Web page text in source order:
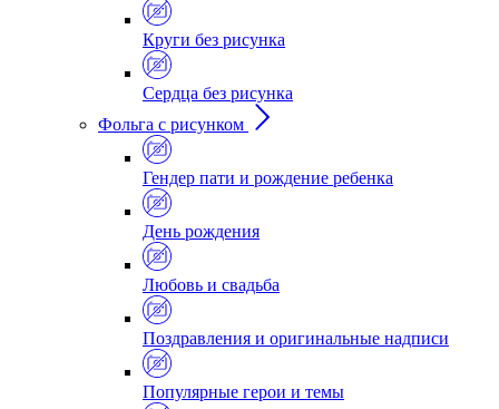
Круги без рисунка
Сердца без рисунка
Фольга с рисунком
Гендер пати и рождение ребенка
День рождения
Любовь и свадьба
Поздравления и оригинальные надписи
Популярные герои и темы